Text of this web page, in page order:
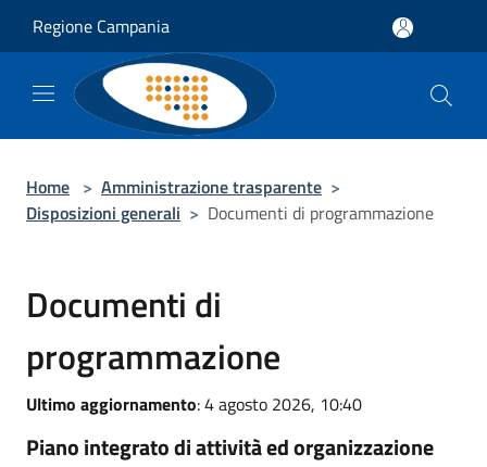
Regione Campania
Home > Amministrazione trasparente >
Disposizioni generali > Documenti di programmazione
Documenti di
programmazione
Ultimo aggiornamento: 4 agosto 2026, 10:40
Piano integrato di attività ed organizzazione